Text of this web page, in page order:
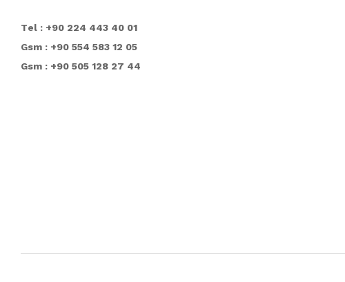
Tel : +90 224 443 40 01
Gsm : +90 554 583 12 05
Gsm : +90 505 128 27 44